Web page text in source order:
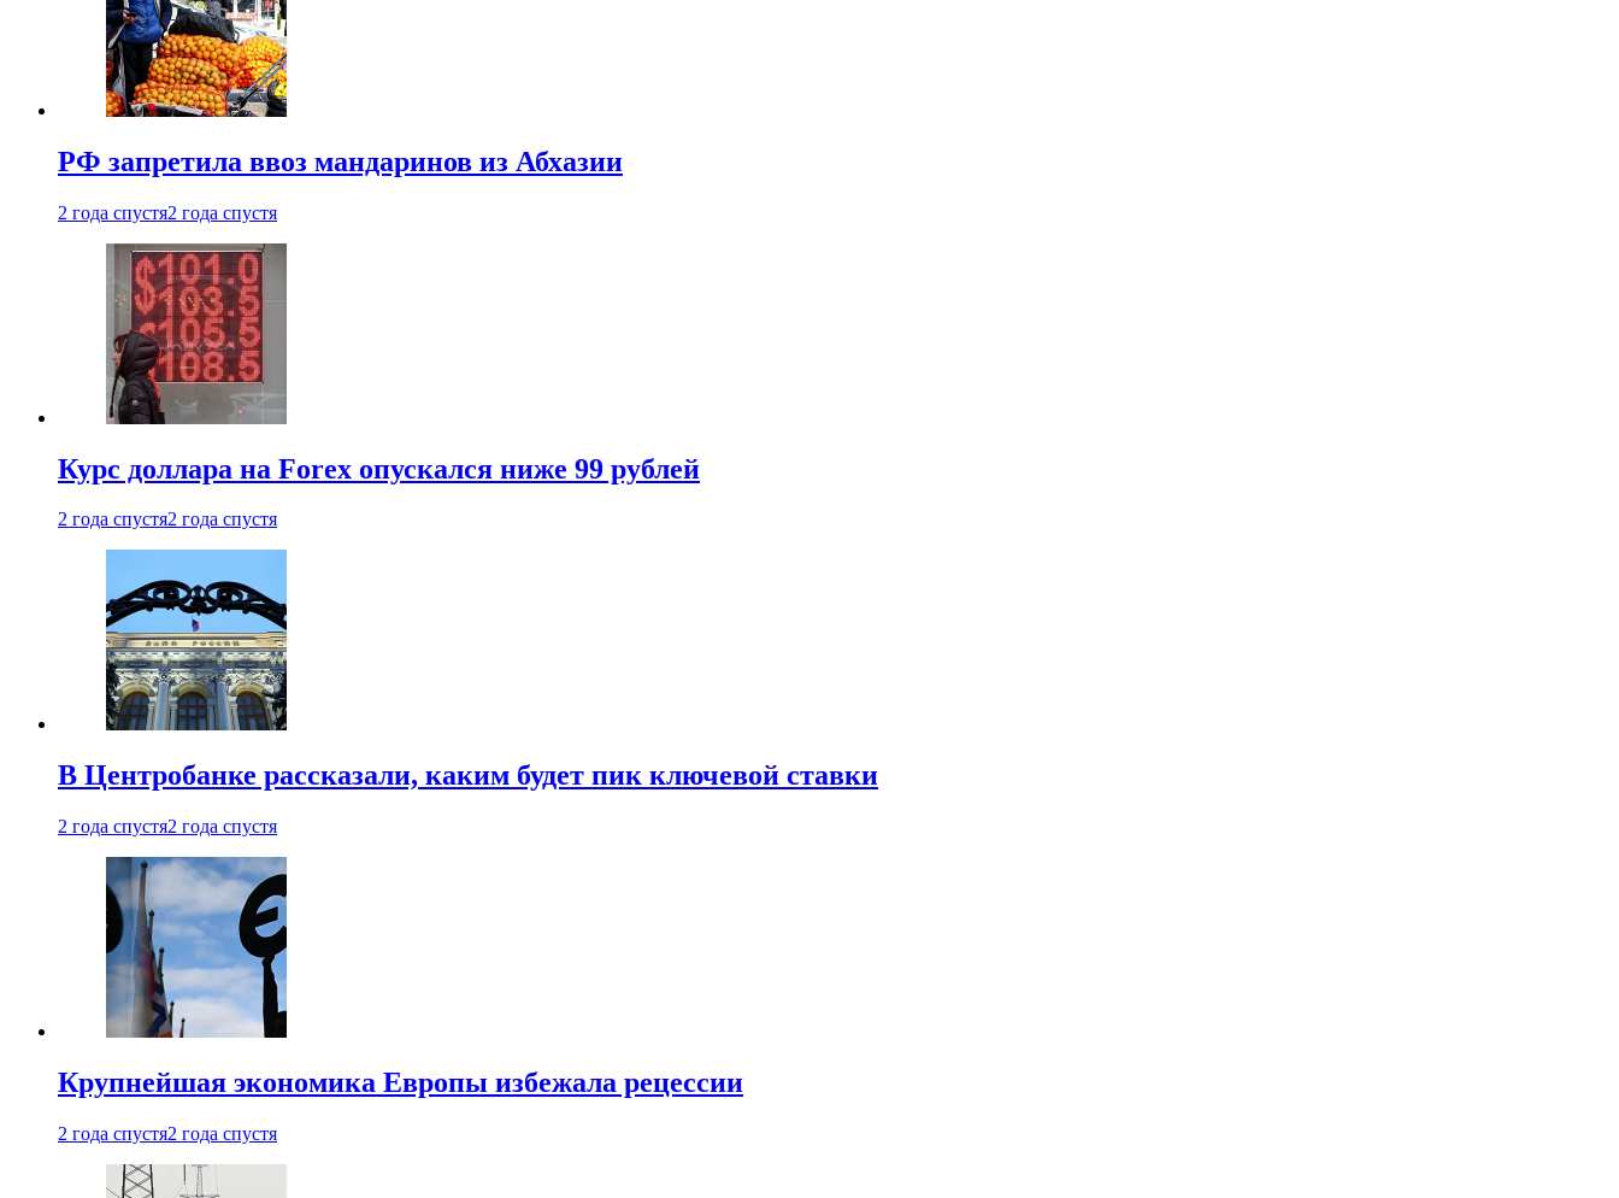
РФ запретила ввоз мандаринов из Абхазии
2 года спустя2 года спустя
Курс доллара на Forex опускался ниже 99 рублей
2 года спустя2 года спустя
В Центробанке рассказали, каким будет пик ключевой ставки
2 года спустя2 года спустя
Крупнейшая экономика Европы избежала рецессии
2 года спустя2 года спустя